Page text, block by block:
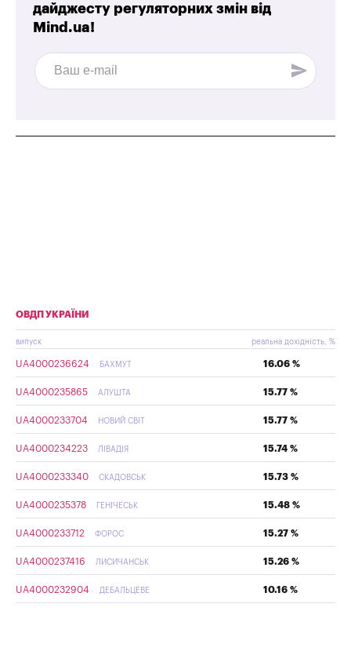
дайджесту регуляторних змін від
Mind.ua!
ОВДП УКРАЇНИ
випуск реальна дохідність, %
UA4000236624 БАХМУТ 16.06 %
UA4000235865 АЛУШТА 15.77 %
UA4000233704 НОВИЙ СВІТ 15.77 %
UA4000234223 ЛІВАДІЯ 15.74 %
UA4000233340 СКАДОВСЬК 15.73 %
UA4000235378 ГЕНІЧЕСЬК 15.48 %
UA4000233712 ФОРОС 15.27 %
UA4000237416 ЛИСИЧАНСЬК 15.26 %
UA4000232904 ДЕБАЛЬЦЕВЕ 10.16 %